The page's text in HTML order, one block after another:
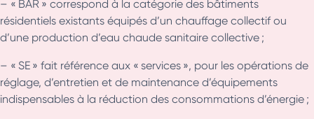
– « BAR » correspond à la catégorie des bâtiments
résidentiels existants équipés d’un chauffage collectif ou
d’une production d’eau chaude sanitaire collective ;
– « SE » fait référence aux « services », pour les opérations de
réglage, d’entretien et de maintenance d’équipements
indispensables à la réduction des consommations d’énergie ;